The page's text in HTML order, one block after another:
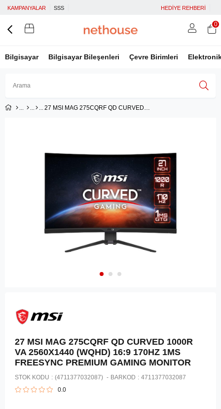
KAMPANYALAR SSS HEDİYE REHBERİ
Bilgisayar Bilgisayar Bileşenleri Çevre Birimleri
Üye Ol
0
27 MSI MAG 275CQRF QD CURVED 1000R VA 2560X1440 (WQHD) 16:9 170HZ 1MS FREESYNC PREMIUM GAMING MONITOR
27 MSI MAG 275CQRF QD CURVED 1000R
VA 2560X1440 (WQHD) 16:9 170HZ 1MS
FREESYNC PREMIUM GAMING MONITOR
STOK KODU (4711377032087) BARKOD : 4711377032087
0.0